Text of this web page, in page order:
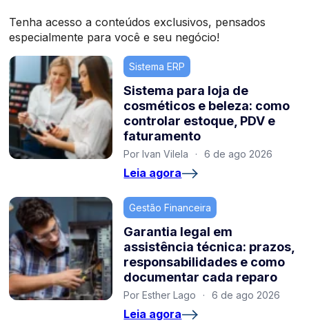
Tenha acesso a conteúdos exclusivos, pensados
especialmente para você e seu negócio!
Sistema ERP
Sistema para loja de
cosméticos e beleza: como
controlar estoque, PDV e
faturamento
Por Ivan Vilela · 6 de ago 2026
Leia agora
Gestão Financeira
Garantia legal em
assistência técnica: prazos,
responsabilidades e como
documentar cada reparo
Por Esther Lago · 6 de ago 2026
Leia agora